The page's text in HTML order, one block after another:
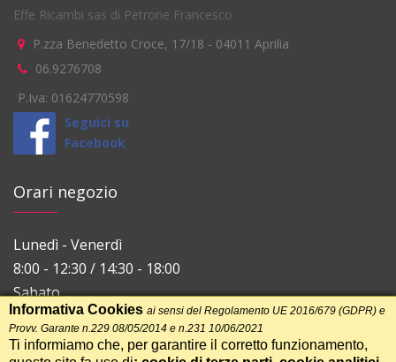
Effe Ricambi sas di Petrone Francesco
P.zza Benedetto Croce, 17/18 - 04011 Aprilia
06.9276708
P.Iva: 01624770598
Seguici su
Facebook
Orari negozio
Lunedì - Venerdì
8:00 - 12:30 / 14:30 - 18:00
Sabato
8:00 - 12:30
Informativa Cookies ai sensi del Regolamento UE 2016/679 (GDPR) e
Provv. Garante n.229 08/05/2014 e n.231 10/06/2021
Ti informiamo che, per garantire il corretto funzionamento,